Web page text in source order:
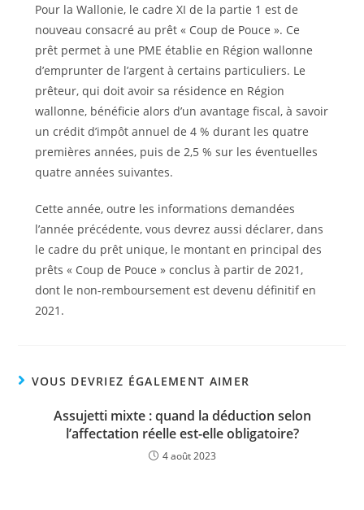
Pour la Wallonie, le cadre XI de la partie 1 est de
nouveau consacré au prêt « Coup de Pouce ». Ce
prêt permet à une PME établie en Région wallonne
d’emprunter de l’argent à certains particuliers. Le
prêteur, qui doit avoir sa résidence en Région
wallonne, bénéficie alors d’un avantage fiscal, à savoir
un crédit d’impôt annuel de 4 % durant les quatre
premières années, puis de 2,5 % sur les éventuelles
quatre années suivantes.
Cette année, outre les informations demandées
l’année précédente, vous devrez aussi déclarer, dans
le cadre du prêt unique, le montant en principal des
prêts « Coup de Pouce » conclus à partir de 2021,
dont le non-remboursement est devenu définitif en
2021.
VOUS DEVRIEZ ÉGALEMENT AIMER
Assujetti mixte : quand la déduction selon
l’affectation réelle est-elle obligatoire?
4 août 2023